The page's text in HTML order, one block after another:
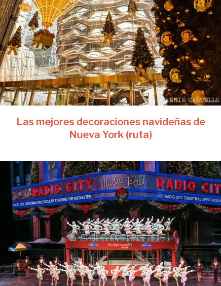
Las mejores decoraciones navideñas de
Nueva York (ruta)